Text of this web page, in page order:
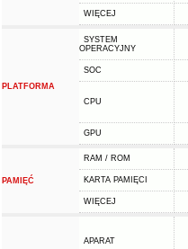
WIĘCEJ
PLATFORMA
SYSTEM
OPERACYJNY
SOC
CPU
GPU
PAMIĘĆ
RAM / ROM
KARTA PAMIĘCI
WIĘCEJ
APARAT